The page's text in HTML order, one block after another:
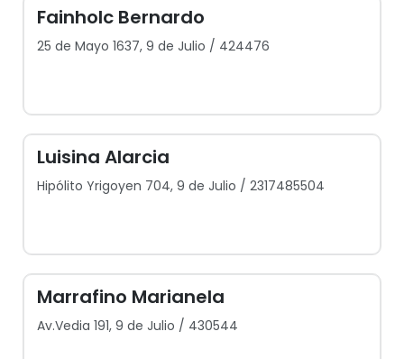
Fainholc Bernardo
25 de Mayo 1637, 9 de Julio / 424476
Luisina Alarcia
Hipólito Yrigoyen 704, 9 de Julio / 2317485504
Marrafino Marianela
Av.Vedia 191, 9 de Julio / 430544